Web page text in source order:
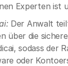
Experten ist
Der Anwalt
über die
sodass der
oder